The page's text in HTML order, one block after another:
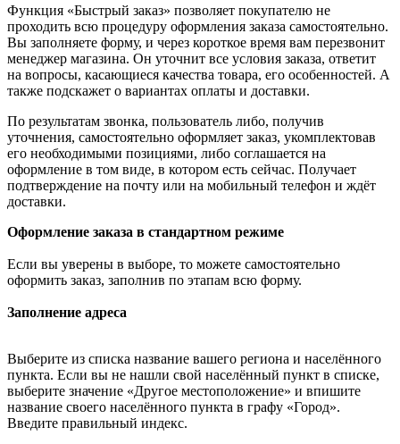
Функция «Быстрый заказ» позволяет покупателю не
проходить всю процедуру оформления заказа самостоятельно.
Вы заполняете форму, и через короткое время вам перезвонит
менеджер магазина. Он уточнит все условия заказа, ответит
на вопросы, касающиеся качества товара, его особенностей. А
также подскажет о вариантах оплаты и доставки.
По результатам звонка, пользователь либо, получив
уточнения, самостоятельно оформляет заказ, укомплектовав
его необходимыми позициями, либо соглашается на
оформление в том виде, в котором есть сейчас. Получает
подтверждение на почту или на мобильный телефон и ждёт
доставки.
Оформление заказа в стандартном режиме
Если вы уверены в выборе, то можете самостоятельно
оформить заказ, заполнив по этапам всю форму.
Заполнение адреса
Выберите из списка название вашего региона и населённого
пункта. Если вы не нашли свой населённый пункт в списке,
выберите значение «Другое местоположение» и впишите
название своего населённого пункта в графу «Город».
Введите правильный индекс.